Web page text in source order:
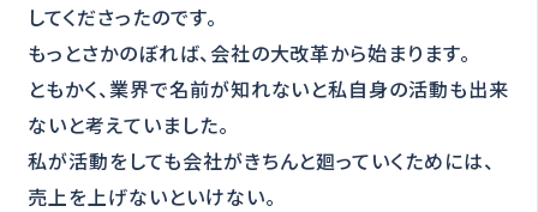
してくださったのです。
もっとさかのぼれば、会社の大改革から始まります。
ともかく、業界で名前が知れないと私自身の活動も出来
ないと考えていました。
私が活動をしても会社がきちんと廻っていくためには、
売上を上げないといけない。